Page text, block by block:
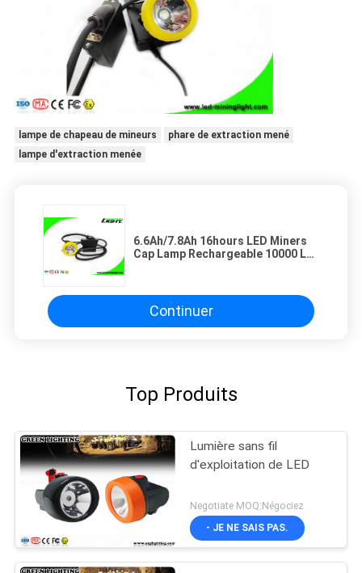
lampe de chapeau de mineurs
phare de extraction mené
lampe d'extraction menée
6.6Ah/7.8Ah 16hours LED Miners
Cap Lamp Rechargeable 10000 Lux
Continuer
Top Produits
Lumière sans fil
d'exploitation de LED
Negotiate MOQ:Négociez
- JE NE SAIS PAS.